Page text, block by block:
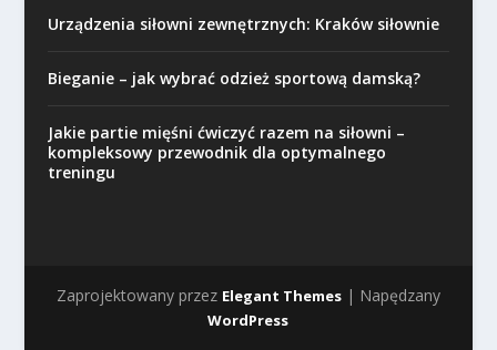
Urządzenia siłowni zewnętrznych: Kraków siłownie
Bieganie – jak wybrać odzież sportową damską?
Jakie partie mięśni ćwiczyć razem na siłowni –
kompleksowy przewodnik dla optymalnego
treningu
Zaprojektowany przez Elegant Themes| Napędzany
WordPress